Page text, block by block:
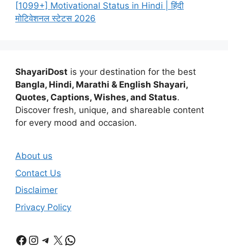
[1099+] Motivational Status in Hindi | हिंदी
मोटिवेशनल स्टेटस 2026
ShayariDost is your destination for the best
Bangla, Hindi, Marathi & English Shayari,
Quotes, Captions, Wishes, and Status.
Discover fresh, unique, and shareable content
for every mood and occasion.
About us
Contact Us
Disclaimer
Privacy Policy
Facebook
Instagram
Telegram
X WhatsApp